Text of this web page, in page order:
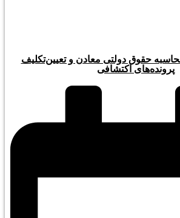
حقوق دولتی معادن و تعیین‌تکلیف
پرونده‌های اکتشافی